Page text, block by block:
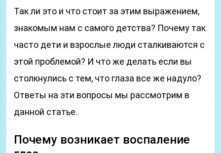
Так ли это и что стоит за этим выражением,
знакомым нам с самого детства? Почему так
часто дети и взрослые люди сталкиваются с
этой проблемой? И что же делать если вы
столкнулись с тем, что глаза все же надуло?
Ответы на эти вопросы мы рассмотрим в
данной статье.
Почему возникает воспаление